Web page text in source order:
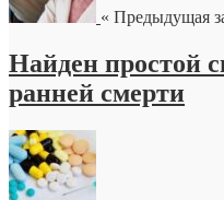
« Предыдущая
Найден простой
ранней смерти